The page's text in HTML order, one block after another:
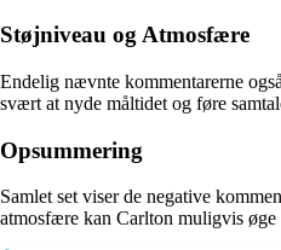
Støjniveau og Atmosfære
Endelig nævnte kommentarerne
svært at nyde måltidet og føre
Opsummering
Samlet set viser de negative
atmosfære kan Carlton muligvis øge